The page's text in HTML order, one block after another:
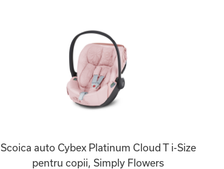
Scoica auto Cybex Platinum Cloud T i-Size
pentru copii, Simply Flowers